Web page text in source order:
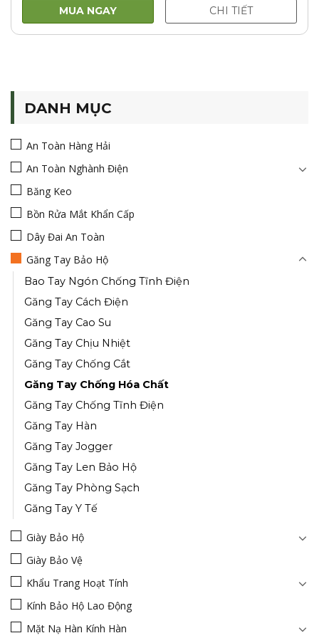
780.000VNĐ.
495.000VNĐ.
MUA NGAY CHI TIẾT
DANH MỤC
An Toàn Hàng Hải
An Toàn Nghành Điện
Băng Keo
Bồn Rửa Mắt Khẩn Cấp
Dây Đai An Toàn
Găng Tay Bảo Hộ
Bao Tay Ngón Chống Tĩnh Điện
Găng Tay Cách Điện
Găng Tay Cao Su
Găng Tay Chịu Nhiệt
Găng Tay Chống Cắt
Găng Tay Chống Hóa Chất
Găng Tay Chống Tĩnh Điện
Găng Tay Hàn
Găng Tay Jogger
Găng Tay Len Bảo Hộ
Găng Tay Phòng Sạch
Găng Tay Y Tế
Giày Bảo Hộ
Giày Bảo Vệ
Khẩu Trang Hoạt Tính
Kính Bảo Hộ Lao Động
Mặt Nạ Hàn Kính Hàn